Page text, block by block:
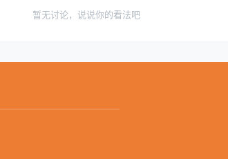
暂无讨论，说说你的看法吧